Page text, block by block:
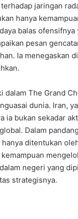
jaringan
hanya
balas
pesan
Ia menegaskan
dalam The Grand
dunia. Iran,
ia bukan sekadar
Dalam
ditentukan
negeri yang
strategisnya.